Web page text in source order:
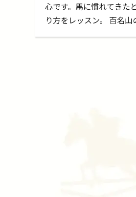
心です。馬に慣れてきた
り方をレッスン。 百名